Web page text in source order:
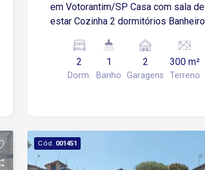
em Votorantim/SP Casa com sala de
estar Cozinha 2 dormitórios Banheiro
de garagem para 2 veículos cobertas
Mais 2 cômodos na parte da frente
Região oferece restaurantes, praças,
2
Dorm.
1
Banho
2
Garagens
300 m²
Terreno
Cód. 001451